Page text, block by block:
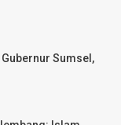
Sumsel,